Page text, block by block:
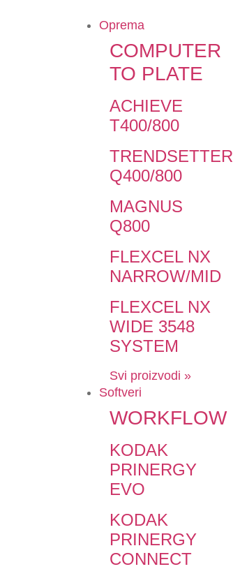
Oprema
COMPUTER
TO PLATE
ACHIEVE
T400/800
TRENDSETTER
Q400/800
MAGNUS
Q800
FLEXCEL NX
NARROW/MID
FLEXCEL NX
WIDE 3548
SYSTEM
Svi proizvodi »
Softveri
WORKFLOW
KODAK
PRINERGY
EVO
KODAK
PRINERGY
CONNECT